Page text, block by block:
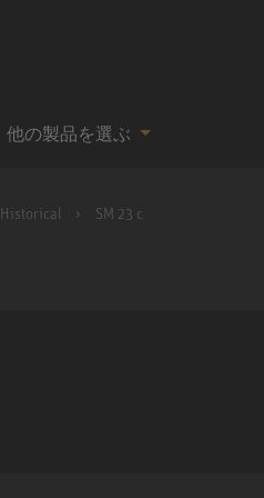
他の製品を選ぶ
Historical SM 23 c